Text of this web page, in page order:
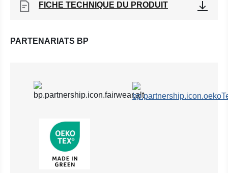
FICHE TECHNIQUE DU PRODUIT
PARTENARIATS BP